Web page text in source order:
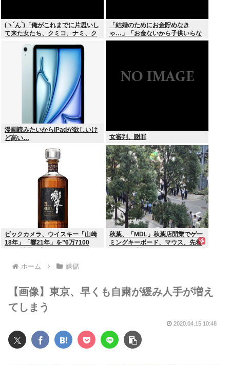
(ヽ´ん`)「俺がこれまでに片思いし
て来た女たち、クミコ、ナミ、ク
オリ、ユカリ…」
「結婚のためにお金貯めなき
ゃ…」「お金ないから子供いらな
い」←こいつら
漫画読みたいからiPadが欲しいけ
ど高い…
女審判、謝罪
ビックカメラ、ウイスキー「山崎
18年」「響21年」を”6万7100
秋葉、「MDL」秋葉店開業でゲー
ミングキーボード、マウス、先着
ホーム 嫌儲
【画像】東京、早くも自粛が緩み人手が増え
てしまう
2020.04.15 10:48